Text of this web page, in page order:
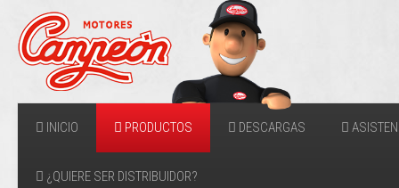
INICIO PRODUCTOS DESCARGAS
¿QUIERE SER DISTRIBUIDOR?